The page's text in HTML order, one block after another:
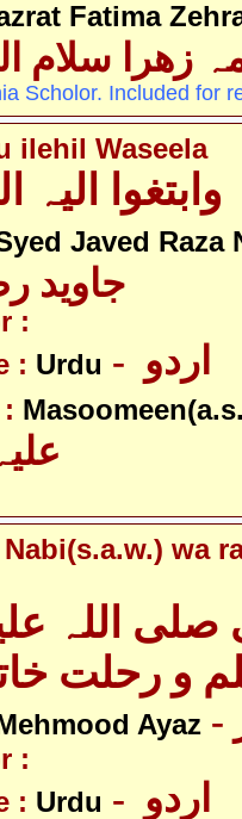
Fatima
زھرا سلام
Scholor. Included for
ilehil Waseela
وابتغوا الیہ
Javed Raza
جاوید
:
: Urdu
Nabi(s.a.w.) wa
و رحلت
Ayaz
:
: Urdu